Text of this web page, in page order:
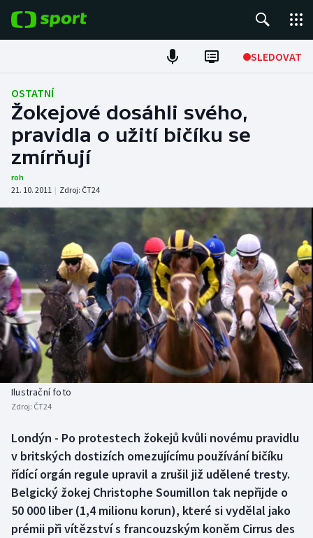
SLEDOVAT
Fotbal
Hokej
Tenis
Atletika
Cyklistika
DALŠÍ SPORTY
Americký fotbal
Baseball a softbal
Basketbal
Biatlon
Box
Curling
Dostihy
NEPŘEHLÉDNĚTE
Soutěže
Historické návraty
Aplikace ČT sport
OSTATNÍ
Žokejové dosáhli svého,
pravidla o užití bičíku se
zmírňují
roh
21. 10. 2011 | Zdroj: ČT24
Ilustrační foto
Zdroj: ČT24
Londýn - Po protestech žokejů kvůli novému pravidlu
v britských dostizích omezujícímu používání bičíku
řídící orgán regule upravil a zrušil již udělené tresty.
Belgický žokej Christophe Soumillon tak nepřijde o
50 000 liber (1,4 milionu korun), které si vydělal jako
prémii při vítězství s francouzským koněm Cirrus des